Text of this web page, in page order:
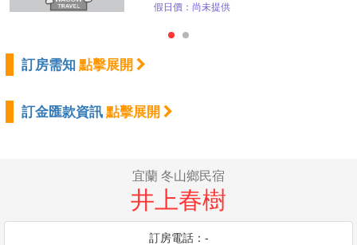
假日價：尚未提供
訂房需知 點擊展開
訂金匯款資訊 點擊展開
宜蘭 冬山鄉民宿
井上春樹
訂房電話：-